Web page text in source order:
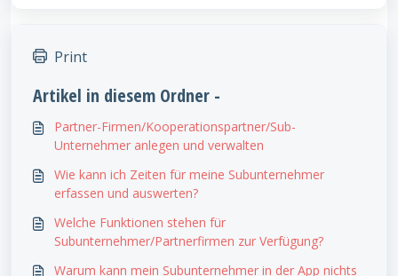
Print
Artikel in diesem Ordner -
Partner-Firmen/Kooperationspartner/Sub-
Unternehmer anlegen und verwalten
Wie kann ich Zeiten für meine Subunternehmer
erfassen und auswerten?
Welche Funktionen stehen für
Subunternehmer/Partnerfirmen zur Verfügung?
Warum kann mein Subunternehmer in der App nichts